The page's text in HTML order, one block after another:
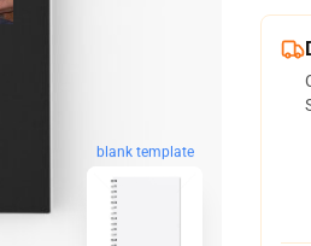
blank template